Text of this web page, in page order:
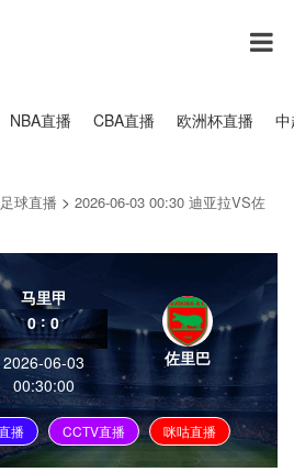
NBA直播 CBA直播 欧洲杯直播
足球直播 > 2026-06-03 00:30 迪亚拉VS佐
马里甲
0:0
2026-06-03
00:30:00
佐里巴
播 CCTV直播 咪咕直播